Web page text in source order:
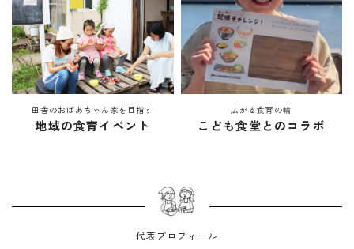
田舎のおばあちゃん家を目指す
地域の食育イベント
広がる食育の輪
こども食堂とのコラボ
代表プロフィール